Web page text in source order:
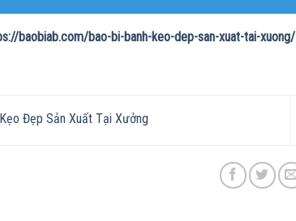
baobiab.com/bao-bi-banh-keo-dep-san-xuat-tai-xuong/
Đẹp Sản Xuất Tại Xưởng